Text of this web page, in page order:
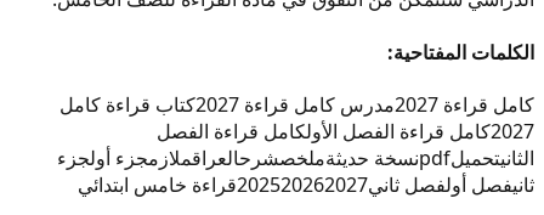
الكلمات المفتاحية:
كامل قراءة 2027
مدرس كامل قراءة 2027
كتاب قراءة كامل
2027كامل قراءة الفصل الأولكامل قراءة الفصل
الثانيتحميلpdfنسخة حديثةملخصشرحالعراقملازمجزء أولجزء
ثانيفصل أولفصل ثاني 202520262027 قراءة خامس ابتدائي